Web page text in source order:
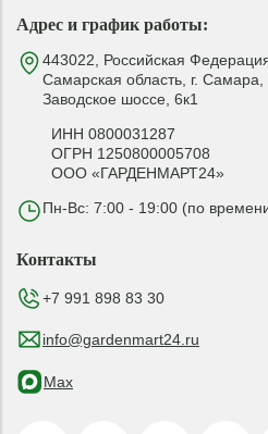
Адрес и график работы:
443022, Российская
Самарская область, г. Самара,
Заводское шоссе, 6к1
ИНН 0800031287
ОГРН 1250800005708
ООО «ГАРДЕНМАРТ24»
Пн-Вс: 7:00 - 19:00 (по
Контакты
+7 991 898 83 30
info@gardenmart24.ru
Max